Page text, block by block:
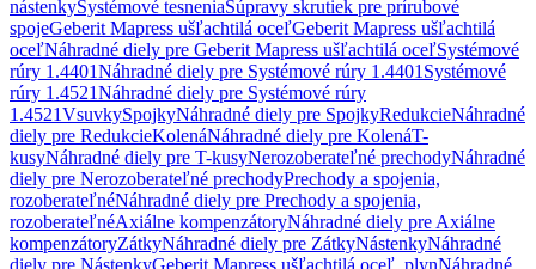
nástenkySystémové tesneniaSúpravy skrutiek pre prírubové
spojeGeberit Mapress ušľachtilá oceľGeberit Mapress ušľachtilá
oceľNáhradné diely pre Geberit Mapress ušľachtilá oceľSystémové
rúry 1.4401Náhradné diely pre Systémové rúry 1.4401 Systémové
rúry 1.4521Náhradné diely pre Systémové rúry
1.4521VsuvkySpojkyNáhradné diely pre SpojkyRedukcieNáhradné
diely pre RedukcieKolenáNáhradné diely pre KolenáT-
kusyNáhradné diely pre T-kusyNerozoberateľné prechodyNáhradné
diely pre Nerozoberateľné prechodyPrechody a spojenia,
rozoberateľnéNáhradné diely pre Prechody a spojenia,
rozoberateľnéAxiálne kompenzátoryNáhradné diely pre Axiálne
kompenzátoryZátkyNáhradné diely pre ZátkyNástenkyNáhradné
diely pre NástenkyGeberit Mapress ušľachtilá oceľ, plynNáhradné